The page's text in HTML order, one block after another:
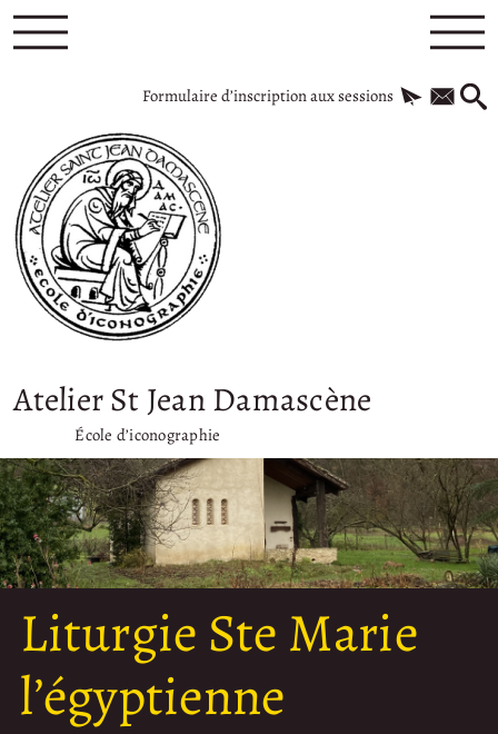
Formulaire d’inscription aux sessions
Atelier St Jean Damascène
École d’iconographie
Liturgie Ste Marie
l’égyptienne